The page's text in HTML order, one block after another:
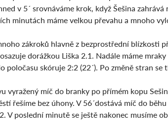
v 5´ srovnáváme krok, když Šešina
minutách máme velkou převahu a mnoho
zákroků hlavně z bezprostřední blízkosti
dorážkou Liška 2.1. Nadále máme
skóruje 2:2 (22´). Po změně stran se
vyražený míč do branky po přímém kopu
řešíme bez úhony. V 56´dostává míč do
V poslední minutě se ještě nakonec musíme